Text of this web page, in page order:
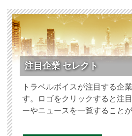
注目企業 セレクト
トラベルボイスが注目する企
す。ロゴをクリックすると注
ーやニュースを一覧することが